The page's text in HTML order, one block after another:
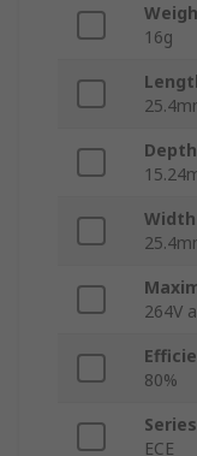
16g
Depth
Width
264V
80%
Series
ECE